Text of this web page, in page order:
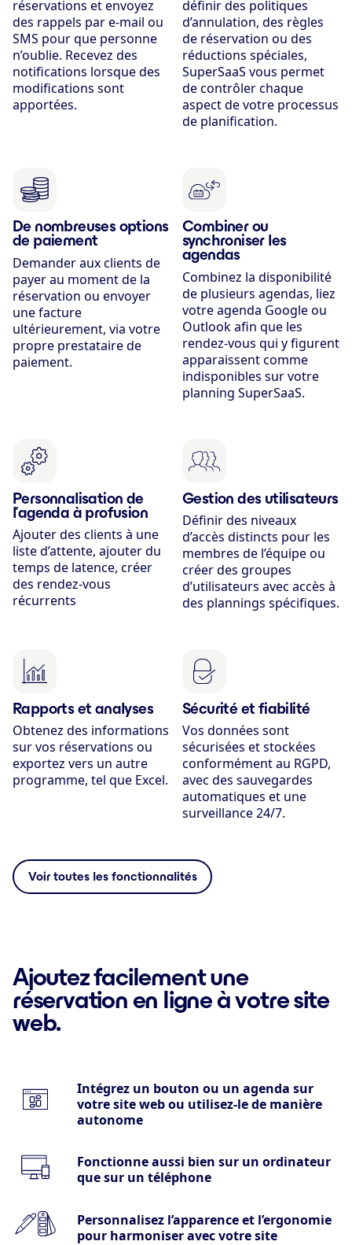
réservations et envoyez
des rappels par e-mail ou
SMS pour que personne
n’oublie. Recevez des
notifications lorsque des
modifications sont
apportées.
définir des politiques
d’annulation, des règles
de réservation ou des
réductions spéciales,
SuperSaaS vous permet
de contrôler chaque
aspect de votre processus
de planification.
De nombreuses options
de paiement
Demander aux clients de
payer au moment de la
réservation ou envoyer
une facture
ultérieurement, via votre
propre prestataire de
paiement.
Combiner ou
synchroniser les
agendas
Combinez la disponibilité
de plusieurs agendas, liez
votre agenda Google ou
Outlook afin que les
rendez-vous qui y figurent
apparaissent comme
indisponibles sur votre
planning SuperSaaS.
Personnalisation de
l’agenda à profusion
Ajouter des clients à une
liste d’attente, ajouter du
temps de latence, créer
des rendez-vous
récurrents
Gestion des utilisateurs
Définir des niveaux
d’accès distincts pour les
membres de l’équipe ou
créer des groupes
d’utilisateurs avec accès à
des plannings spécifiques.
Rapports et analyses
Obtenez des informations
sur vos réservations ou
exportez vers un autre
programme, tel que Excel.
Sécurité et fiabilité
Vos données sont
sécurisées et stockées
conformément au RGPD,
avec des sauvegardes
automatiques et une
surveillance 24/7.
Voir toutes les fonctionnalités
Ajoutez facilement une
réservation en ligne à votre site
web.
Intégrez un bouton ou un agenda sur
votre site web ou utilisez-le de manière
autonome
Fonctionne aussi bien sur un ordinateur
que sur un téléphone
Personnalisez l’apparence et l’ergonomie
pour harmoniser avec votre site